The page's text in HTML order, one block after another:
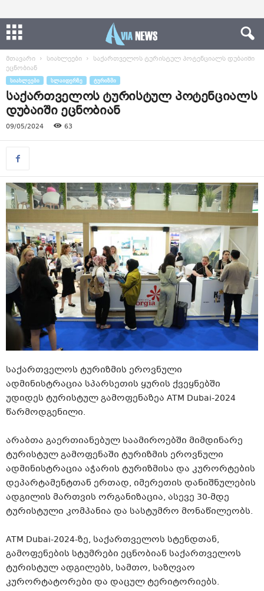
მთავარი სიახლეები
საქართველოს ტურისტულ პოტენციალს დუბაიში
ეცნობიან
ᲡᲘᲐᲮᲚᲔᲔᲑᲘ ᲡᲚᲐᲘᲓᲔᲠᲖᲔ ᲢᲣᲠᲘᲖᲛᲘ
საქართველოს ტურისტულ პოტენციალს
დუბაიში ეცნობიან
09/05/2024 63
საქართველოს ტურიზმის ეროვნული
ადმინისტრაცია სპარსეთის ყურის ქვეყნებში
უდიდეს ტურისტულ გამოფენაზეა ATM Dubai-2024
წარმოდგენილი.
არაბთა გაერთიანებულ საამიროებში მიმდინარე
ტურისტულ გამოფენაში ტურიზმის ეროვნული
ადმინისტრაცია აჭარის ტურიზმისა და კურორტების
დეპარტამენტთან ერთად, იმერეთის დანიშნულების
ადგილის მართვის ორგანიზაცია, ასევე 30-მდე
ტურისტული კომპანია და სასტუმრო მონაწილეობს.
ATM Dubai-2024-ზე, საქართველოს სტენდთან,
გამოფენების სტუმრები ეცნობიან საქართველოს
ტურისტულ ადგილებს, სამთო, საზღვაო
კურორტატორები და დაცულ ტერიტორიებს.